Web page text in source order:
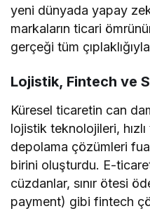
yeni dünyada yapay
markaların ticari
gerçeği tüm
Lojistik, Fintech ve
Küresel ticaretin can
lojistik teknolojileri, hızlı
depolama çözümleri
birini oluşturdu. E-
cüzdanlar, sınır ötesi
payment) gibi fintech